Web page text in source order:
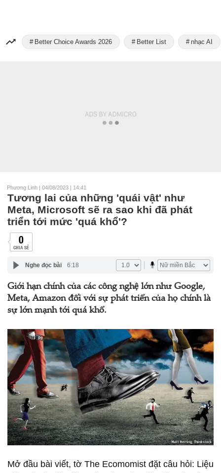
Better Choice Awards 2026 Better List nhạc AI
Phương Linh | 04/08/2023 | 14:41
Tương lai của những 'quái vật' như
Meta, Microsoft sẽ ra sao khi đã phát
triển tới mức 'quá khổ'?
0
CHIA SẺ
Nghe đọc bài 6:18
Giới hạn chính của các công nghệ lớn như Google,
Meta, Amazon đối với sự phát triển của họ chính là
sự lớn mạnh tới quá khổ.
Mở đầu bài viết, tờ The Ecomomist đặt câu hỏi: Liệu